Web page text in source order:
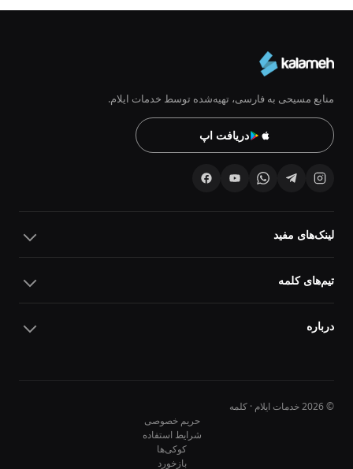
منابع مسیحی به فارسی، تهیه‌شده توسط خدمات ایلام.
دریافت اپ
لینک‌های مفید
تیم‌های کلمه
درباره
© 2026 خدمات ایلام · کلمه
حریم خصوصی
شرایط استفاده
کوکی‌ها
بازخورد
10